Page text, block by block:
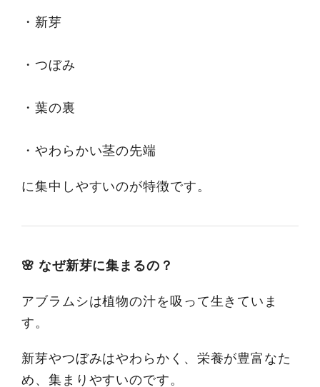
・新芽
・つぼみ
・葉の裏
・やわらかい茎の先端
に集中しやすいのが特徴です。
🌸 なぜ新芽に集まるの？
アブラムシは植物の汁を吸って生きていま
す。
新芽やつぼみはやわらかく、栄養が豊富なた
め、集まりやすいのです。